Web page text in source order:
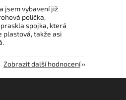
jsem vybavení již
polička,
spojka, která
plastová, takže asi
Zobrazit další hodnocení